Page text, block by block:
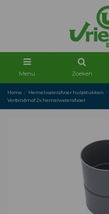
Menu Zoeken
Home Hemelwaterafvoer hulpstukken
Verbindmof 2x hemelwaterafvoer